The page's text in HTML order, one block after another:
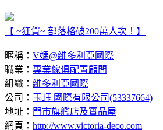
【 ~狂賀~ 部落格破200萬人次！】
暱稱： V媽@維多利亞國際
職業： 專業傢俱配置顧問
組織： 維多利亞國際
公司： 玉珏 國際有限公司(53337664)
地址： 門市旗艦店及實品屋
網頁： http://www.victoria-deco.com